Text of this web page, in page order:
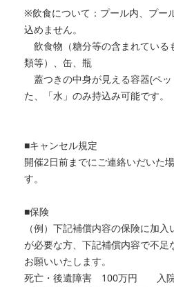
※飲食について：プール内、プー
込めません。
飲食物（糖分等の含まれている
類等）、缶、瓶
蓋つきの中身が見える容器(ペ
た、「水」のみ持込み可能です。
■キャンセル規定
開催2日前までにご連絡いだいた
す。
■保険
（例）下記補償内容の保険に加
が必要な方、下記補償内容で不足
お願いいたします。
死亡・後遺障害 100万円 入